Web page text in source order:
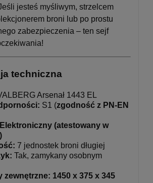
jesteś myśliwym, strzelcem
broni lub po prostu
zabezpieczenia – ten sejf
techniczna
Arsenał 1443 EL
S1 (zgodność z PN-EN
Elektroniczny (atestowany w
7 jednostek broni długiej
Tak, zamykany osobnym
zewnętrzne: 1450 x 375 x 345